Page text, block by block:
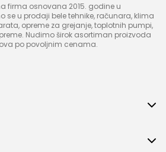
firma osnovana 2015. godine u
se u prodaji bele tehnike, računara, klima
opreme za grejanje, toplotnih pumpi,
Nudimo širok asortiman proizvoda
po povoljnim cenama.